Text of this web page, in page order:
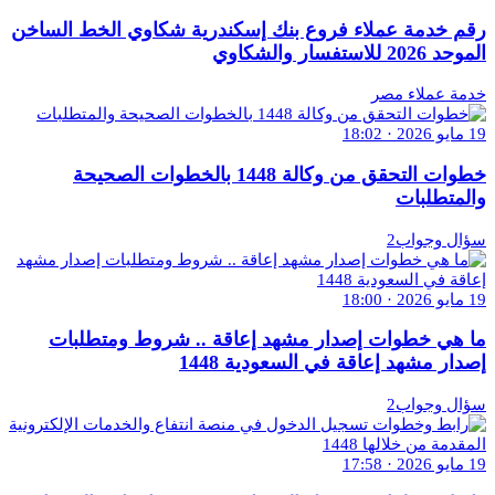
رقم خدمة عملاء فروع بنك إسكندرية شكاوي الخط الساخن
الموحد 2026 للاستفسار والشكاوي
خدمة عملاء مصر
19 مايو 2026 · 18:02
خطوات التحقق من وكالة 1448 بالخطوات الصحيحة
والمتطلبات
سؤال وجواب2
19 مايو 2026 · 18:00
ما هي خطوات إصدار مشهد إعاقة .. شروط ومتطلبات
إصدار مشهد إعاقة في السعودية 1448
سؤال وجواب2
19 مايو 2026 · 17:58